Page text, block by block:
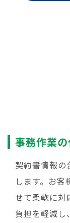
事務作業
契約書情報の
します。お
せて柔軟に対
負担を軽減し